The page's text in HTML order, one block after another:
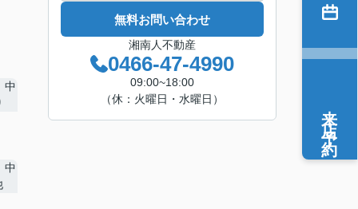
無料お問い合わせ
湘南人不動産
0466-47-4990
09:00~18:00
（休：火曜日・水曜日）
来店予約